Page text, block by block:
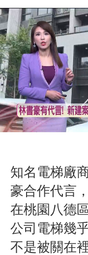
知名電梯廠
豪合作代言
在桃園八德
公司電梯幾
不是被關在